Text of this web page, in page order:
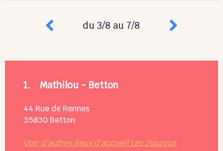
du 3/8 au 7/8
1. Mathilou - Betton
44 Rue de Rennes
35830 Betton
Voir d'autres lieux d'accueil Les Zouzous